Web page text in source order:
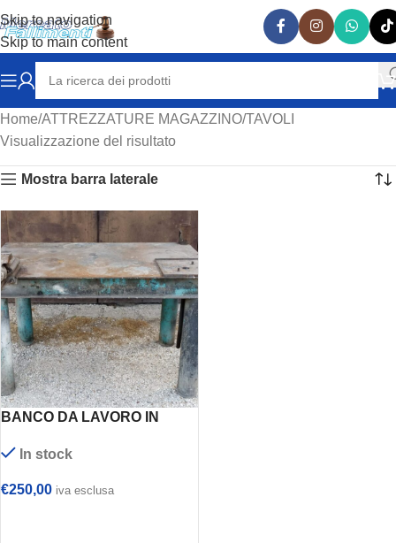
Skip to navigation
Skip to main content
Home ATTREZZATURE MAGAZZINO TAVOLI
Visualizzazione del risultato
Mostra barra laterale
BANCO DA LAVORO IN
In stock
€250,00 iva esclusa